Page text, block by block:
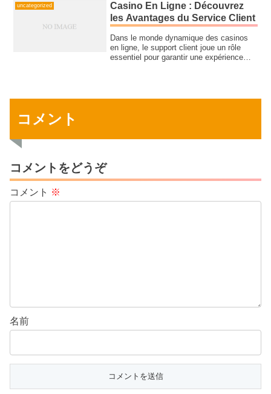
uncategorized
Casino En Ligne : Découvrez
les Avantages du Service Client
Dans le monde dynamique des casinos
en ligne, le support client joue un rôle
essentiel pour garantir une expérience
コメント
コメントをどうぞ
コメント ※
名前